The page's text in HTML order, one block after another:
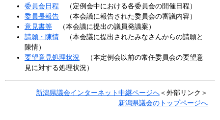
委員会日程 （定例会中における各委員会の開催日程）
委員長報告 （本会議に報告された委員会の審議内容）
意見書等 （本会議に提出の議員発議案）
請願・陳情 （本会議に提出されたみなさんからの請願と
陳情）
要望意見処理状況
（本定例会以前の常任委員会の要望意
見に対する処理状況）
新潟県議会インターネット中継ページへ＜外部リンク＞
新潟県議会のトップページへ